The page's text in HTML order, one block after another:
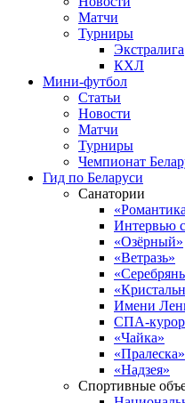
Матчи
Турниры
Экстралига
КХЛ
Мини-футбол
Статьи
Новости
Матчи
Турниры
Чемпионат
Гид по Беларуси
Санатории
Интервью
«Озёрный»
«Ветразь»
Имени
СПА-
«Чайка»
«Пралеска»
«Надзея»
Спортивные